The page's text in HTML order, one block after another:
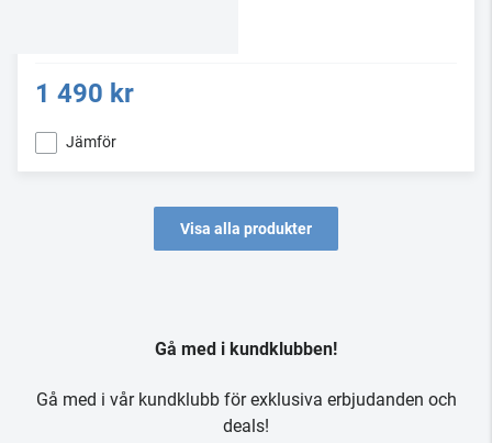
1 490 kr
Jämför
Visa alla produkter
Gå med i kundklubben!
Gå med i vår kundklubb för exklusiva erbjudanden och
deals!